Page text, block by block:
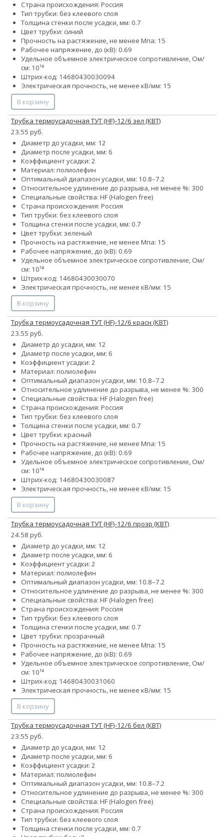
Страна происхождения: Россия
Тип трубки: без клеевого слоя
Толщина стенки после усадки, мм: 0.7
Цвет трубки: синий
Прочность на растяжение, не менее Мпа: 15
Рабочее напряжение, до (кВ): 0.69
Удельное объемное электрическое сопротивление, Ом/
см: 10¹⁴
Штрих-код: 14680430030094
Электрическая прочность, не менее кВ/мм: 15
В корзину
Трубка термоусадочная ТУТ (HF)-12/6 зел (КВТ)
23.55 руб.
Диаметр до усадки, мм: 12
Диаметр после усадки, мм: 6
Коэффициент усадки: 2
Материал: полиолефин
Оптимальный диапазон усадки, мм: 10.8–7.2
Относительное удлинение до разрыва, не менее %: 300
Специальные свойства: HF (Halogen free)
Страна происхождения: Россия
Тип трубки: без клеевого слоя
Толщина стенки после усадки, мм: 0.7
Цвет трубки: зеленый
Прочность на растяжение, не менее Мпа: 15
Рабочее напряжение, до (кВ): 0.69
Удельное объемное электрическое сопротивление, Ом/
см: 10¹⁴
Штрих-код: 14680430030070
Электрическая прочность, не менее кВ/мм: 15
В корзину
Трубка термоусадочная ТУТ (HF)-12/6 красн (КВТ)
23.55 руб.
Диаметр до усадки, мм: 12
Диаметр после усадки, мм: 6
Коэффициент усадки: 2
Материал: полиолефин
Оптимальный диапазон усадки, мм: 10.8–7.2
Относительное удлинение до разрыва, не менее %: 300
Специальные свойства: HF (Halogen free)
Страна происхождения: Россия
Тип трубки: без клеевого слоя
Толщина стенки после усадки, мм: 0.7
Цвет трубки: красный
Прочность на растяжение, не менее Мпа: 15
Рабочее напряжение, до (кВ): 0.69
Удельное объемное электрическое сопротивление, Ом/
см: 10¹⁴
Штрих-код: 14680430030087
Электрическая прочность, не менее кВ/мм: 15
В корзину
Трубка термоусадочная ТУТ (HF)-12/6 прозр (КВТ)
24.58 руб.
Диаметр до усадки, мм: 12
Диаметр после усадки, мм: 6
Коэффициент усадки: 2
Материал: полиолефин
Оптимальный диапазон усадки, мм: 10.8–7.2
Относительное удлинение до разрыва, не менее %: 300
Специальные свойства: HF (Halogen free)
Страна происхождения: Россия
Тип трубки: без клеевого слоя
Толщина стенки после усадки, мм: 0.7
Цвет трубки: прозрачный
Прочность на растяжение, не менее Мпа: 15
Рабочее напряжение, до (кВ): 0.69
Удельное объемное электрическое сопротивление, Ом/
см: 10¹⁴
Штрих-код: 14680430031060
Электрическая прочность, не менее кВ/мм: 15
В корзину
Трубка термоусадочная ТУТ (HF)-12/6 бел (КВТ)
23.55 руб.
Диаметр до усадки, мм: 12
Диаметр после усадки, мм: 6
Коэффициент усадки: 2
Материал: полиолефин
Оптимальный диапазон усадки, мм: 10.8–7.2
Относительное удлинение до разрыва, не менее %: 300
Специальные свойства: HF (Halogen free)
Страна происхождения: Россия
Тип трубки: без клеевого слоя
Толщина стенки после усадки, мм: 0.7